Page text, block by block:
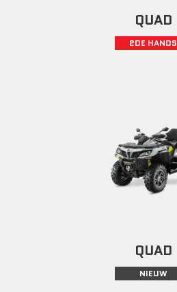
QUAD
2DE HANDS
QUAD
NIEUW